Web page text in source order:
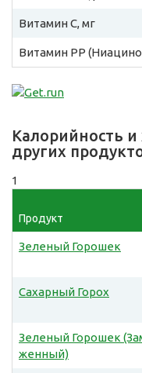
Витамин C, мг
Витамин PP
Калорийность и
других
1
Продукт
Зеленый Горошек
Сахарный Горох
Зеленый Горошек
женный)